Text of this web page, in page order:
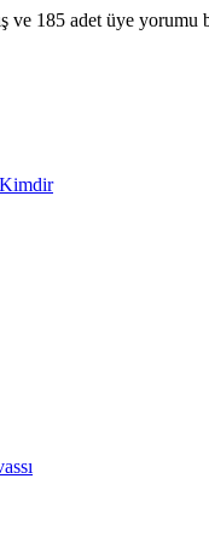
ve 185 adet üye yorumu